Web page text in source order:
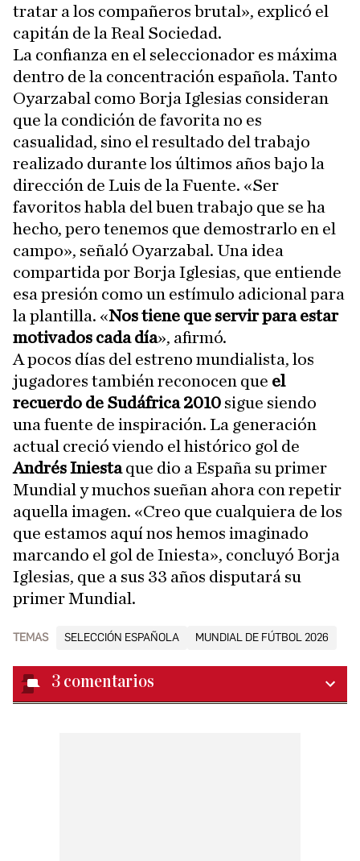
tratar a los compañeros brutal», explicó el
capitán de la Real Sociedad.
La confianza en el seleccionador es máxima
dentro de la concentración española. Tanto
Oyarzabal como Borja Iglesias consideran
que la condición de favorita no es
casualidad, sino el resultado del trabajo
realizado durante los últimos años bajo la
dirección de Luis de la Fuente. «Ser
favoritos habla del buen trabajo que se ha
hecho, pero tenemos que demostrarlo en el
campo», señaló Oyarzabal. Una idea
compartida por Borja Iglesias, que entiende
esa presión como un estímulo adicional para
la plantilla. «Nos tiene que servir para estar
motivados cada día», afirmó.
A pocos días del estreno mundialista, los
jugadores también reconocen que el
recuerdo de Sudáfrica 2010 sigue siendo
una fuente de inspiración. La generación
actual creció viendo el histórico gol de
Andrés Iniestaque dio a España su primer
Mundial y muchos sueñan ahora con repetir
aquella imagen. «Creo que cualquiera de los
que estamos aquí nos hemos imaginado
marcando el gol de Iniesta», concluyó Borja
Iglesias, que a sus 33 años disputará su
primer Mundial.
TEMAS SELECCIÓN ESPAÑOLA MUNDIAL DE FÚTBOL 2026
3 comentarios